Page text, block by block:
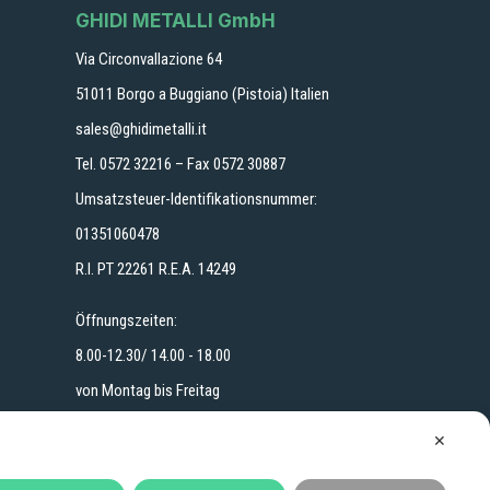
GHIDI METALLI GmbH
Via Circonvallazione 64
51011 Borgo a Buggiano (Pistoia) Italien
sales@ghidimetalli.it
Tel. 0572 32216 – Fax 0572 30887
Umsatzsteuer-Identifikationsnummer:
01351060478
R.I. PT 22261 R.E.A. 14249
Öffnungszeiten:
8.00-12.30/ 14.00 - 18.00
von Montag bis Freitag
✕